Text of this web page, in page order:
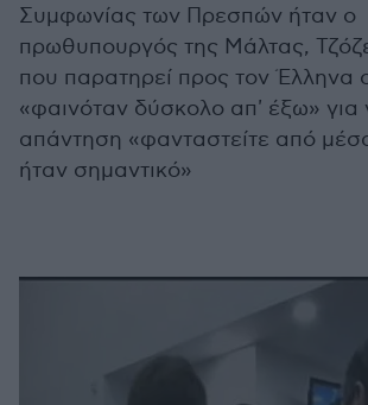
Συμφωνίας των Πρεσπών ήταν ο
πρωθυπουργός της Μάλτας,
που παρατηρεί προς τον Έλληνα
«φαινόταν δύσκολο απ' έξω» για
απάντηση «φανταστείτε από
ήταν σημαντικό»